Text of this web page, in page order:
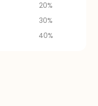
20%
30%
40%